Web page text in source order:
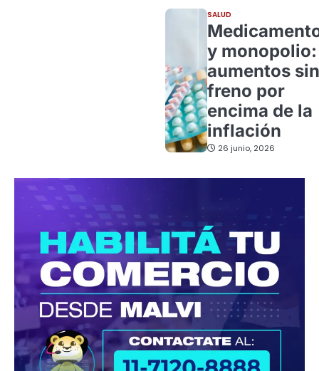
SALUD
y monopolio:
aumentos sin
freno por
encima de la
inflación
26 junio, 2026